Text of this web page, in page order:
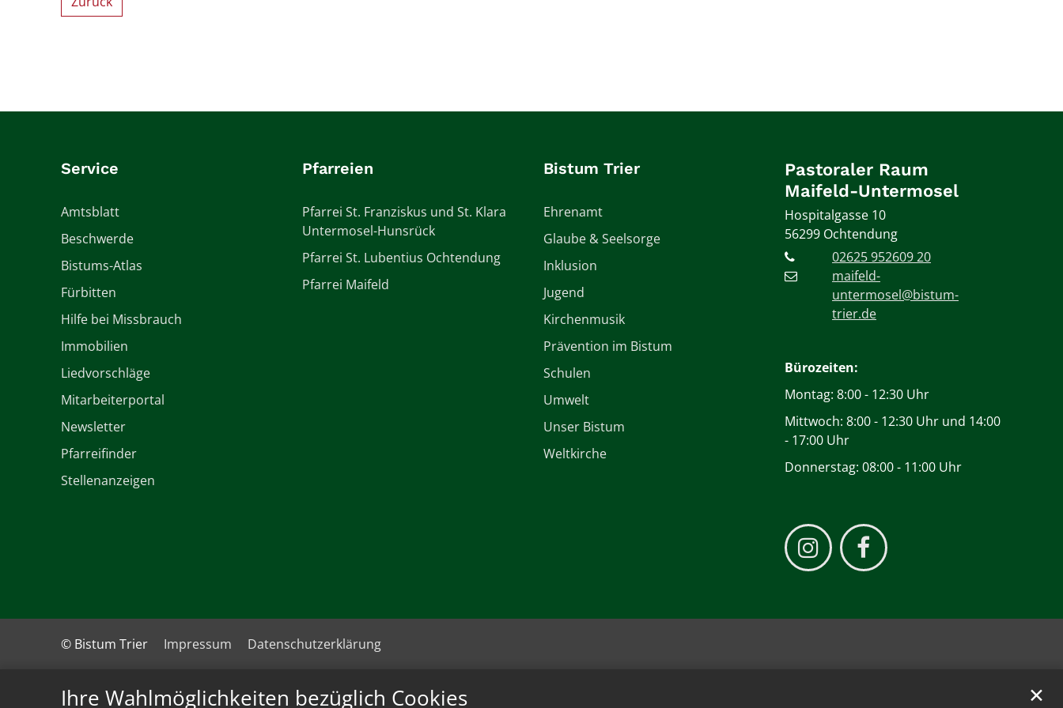
Ihre Wahlmöglichkeiten bezüglich Cookies ✕
Service
Amtsblatt
Beschwerde
Bistums-Atlas
Fürbitten
Hilfe bei Missbrauch
Immobilien
Liedvorschläge
Mitarbeiterportal
Newsletter
Pfarreifinder
Stellenanzeigen
Pfarreien
Pfarrei St. Franziskus und St. Klara
Untermosel-Hunsrück
Pfarrei St. Lubentius Ochtendung
Pfarrei Maifeld
Bistum Trier
Ehrenamt
Glaube & Seelsorge
Inklusion
Jugend
Kirchenmusik
Prävention im Bistum
Schulen
Umwelt
Unser Bistum
Weltkirche
Pastoraler Raum
Maifeld-Untermosel
Hospitalgasse 10
56299 Ochtendung
02625 952609 20
maifeld-
untermosel@bistum-
trier.de
Bürozeiten:
Montag: 8:00 - 12:30 Uhr
Mittwoch: 8:00 - 12:30 Uhr und 14:00
- 17:00 Uhr
Donnerstag: 08:00 - 11:00 Uhr
© Bistum Trier Impressum Datenschutzerklärung